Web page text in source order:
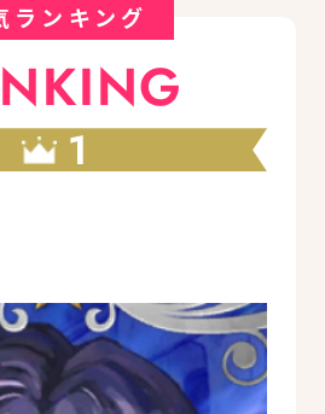
ランキング
1